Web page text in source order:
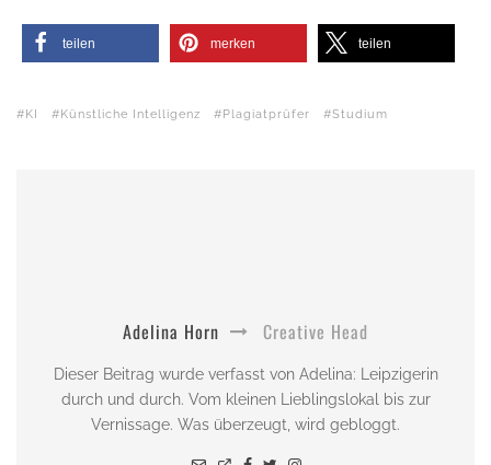
teilen merken teilen
KI Künstliche Intelligenz Plagiatprüfer Studium
Adelina Horn Creative Head
Dieser Beitrag wurde verfasst von Adelina: Leipzigerin
durch und durch. Vom kleinen Lieblingslokal bis zur
Vernissage. Was überzeugt, wird gebloggt.